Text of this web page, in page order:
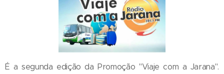
É a segunda edição da Promoção "Viaje com a Jarana".